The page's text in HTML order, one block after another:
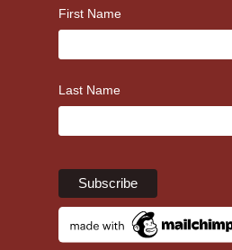
First Name
Last Name